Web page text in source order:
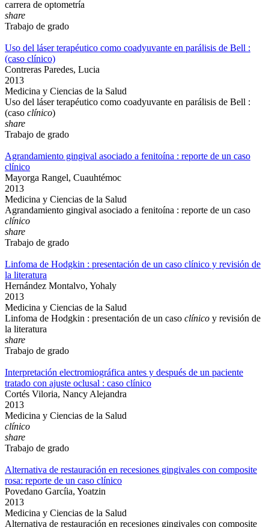
carrera de optometría
share
Trabajo de grado
Uso del láser terapéutico como coadyuvante en parálisis de Bell :
(caso clínico)
Contreras Paredes, Lucia
2013
Medicina y Ciencias de la Salud
Uso del láser terapéutico como coadyuvante en parálisis de Bell :
(caso clínico)
share
Trabajo de grado
Agrandamiento gingival asociado a fenitoína : reporte de un caso
clínico
Mayorga Rangel, Cuauhtémoc
2013
Medicina y Ciencias de la Salud
Agrandamiento gingival asociado a fenitoína : reporte de un caso
clínico
share
Trabajo de grado
Linfoma de Hodgkin : presentación de un caso clínico y revisión de
la literatura
Hernández Montalvo, Yohaly
2013
Medicina y Ciencias de la Salud
Linfoma de Hodgkin : presentación de un caso clínico y revisión de
la literatura
share
Trabajo de grado
Interpretación electromiográfica antes y después de un paciente
tratado con ajuste oclusal : caso clínico
Cortés Viloria, Nancy Alejandra
2013
Medicina y Ciencias de la Salud
clínico
share
Trabajo de grado
Alternativa de restauración en recesiones gingivales con composite
rosa: reporte de un caso clínico
Povedano Garcíia, Yoatzin
2013
Medicina y Ciencias de la Salud
Alternativa de restauración en recesiones gingivales con composite